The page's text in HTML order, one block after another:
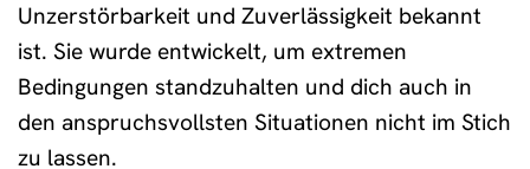
Unzerstörbarkeit und Zuverlässigkeit bekannt
ist. Sie wurde entwickelt, um extremen
Bedingungen standzuhalten und dich auch in
den anspruchsvollsten Situationen nicht im Stich
zu lassen.